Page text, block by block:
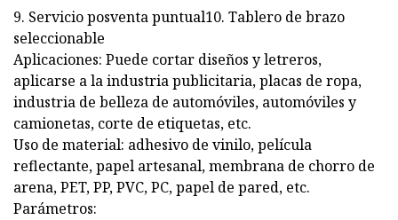
9. Servicio posventa puntual10. Tablero de brazo
seleccionable
Aplicaciones: Puede cortar diseños y letreros,
aplicarse a la industria publicitaria, placas de ropa,
industria de belleza de automóviles, automóviles y
camionetas, corte de etiquetas, etc.
Uso de material: adhesivo de vinilo, película
reflectante, papel artesanal, membrana de chorro de
arena, PET, PP, PVC, PC, papel de pared, etc.
Parámetros: